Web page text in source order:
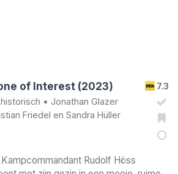
7.3
of Interest (2023)
historisch • Jonathan Glazer
Friedel en Sandra Hüller
Kampcommandant Rudolf Höss